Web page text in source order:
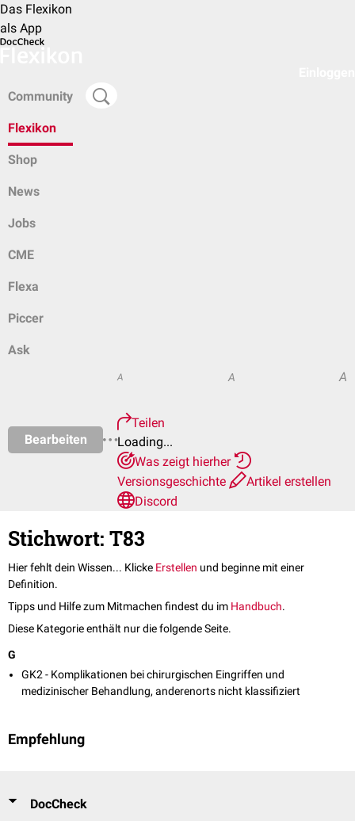
Das Flexikon
als App
Community
Flexikon
Shop
News
Jobs
CME
Flexa
Piccer
Ask
Bearbeiten
A A A
Teilen
Loading...
Was zeigt hierher
Versionsgeschichte
Artikel erstellen
Discord
Stichwort: T83
Hier fehlt dein Wissen... Klicke Erstellen und beginne mit einer
Definition.
Tipps und Hilfe zum Mitmachen findest du im Handbuch.
Diese Kategorie enthält nur die folgende Seite.
G
GK2 - Komplikationen bei chirurgischen Eingriffen und
medizinischer Behandlung, anderenorts nicht klassifiziert
Empfehlung
DocCheck